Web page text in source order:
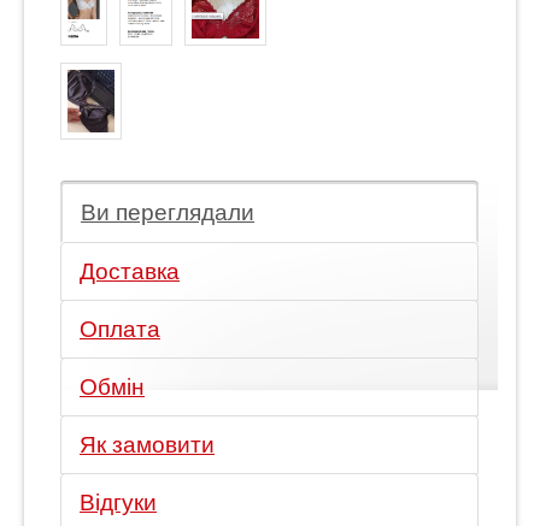
Ви переглядали
Доставка
Оплата
Обмін
Як замовити
Відгуки